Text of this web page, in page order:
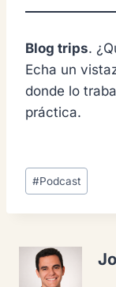
Blog trips.
Echa un
donde lo
práctica.
Etiquetas
de
la
#Podcast